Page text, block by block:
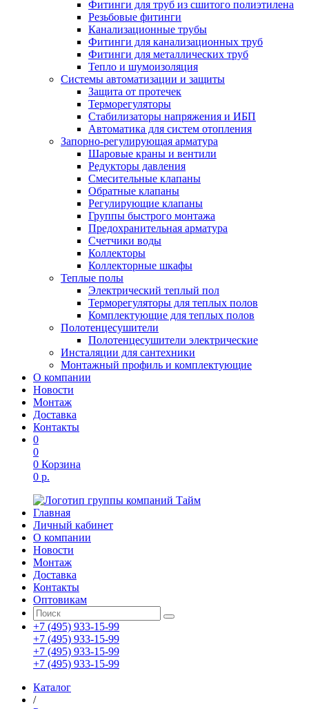
Фитинги для труб из сшитого полиэтилена
Резьбовые фитинги
Канализационные трубы
Фитинги для канализационных труб
Фитинги для металлических труб
Тепло и шумоизоляция
Системы автоматизации и защиты
Защита от протечек
Терморегуляторы
Стабилизаторы напряжения и ИБП
Автоматика для систем отопления
Запорно-регулирующая арматура
Шаровые краны и вентили
Редукторы давления
Смесительные клапаны
Обратные клапаны
Регулирующие клапаны
Группы быстрого монтажа
Предохранительная арматура
Счетчики воды
Коллекторы
Коллекторные шкафы
Теплые полы
Электрический теплый пол
Терморегуляторы для теплых полов
Комплектующие для теплых полов
Полотенцесушители
Полотенцесушители электрические
Инсталяции для сантехники
Монтажный профиль и комплектующие
О компании
Новости
Монтаж
Доставка
Контакты
0
0
0 Корзина
0 р.
Главная
Личный кабинет
О компании
Новости
Монтаж
Доставка
Контакты
Оптовикам
+7 (495) 933-15-99
+7 (495) 933-15-99
+7 (495) 933-15-99
+7 (495) 933-15-99
Каталог
/